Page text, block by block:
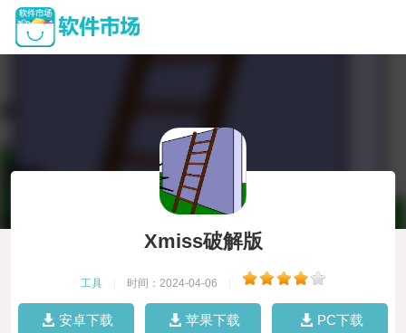
Xmiss破解版
工具 时间：2024-04-06
安卓下载 苹果下载 PC下载